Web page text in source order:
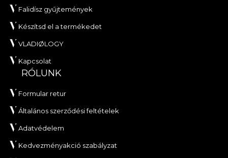
Falidísz gyűjtemények
Készítsd el a termékedet
VLADIØLOGY
Kapcsolat
RÓLUNK
Formular retur
Általános szerződési feltételek
Adatvédelem
Kedvezményakció szabályzat